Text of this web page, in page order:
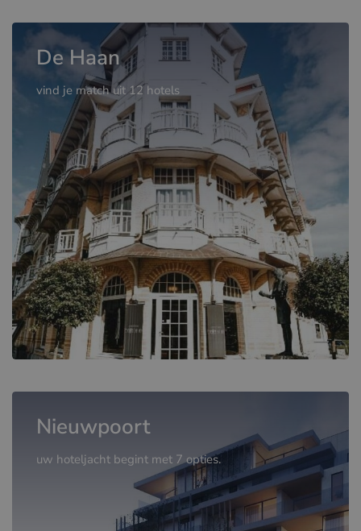
De Haan
vind je match uit 12 hotels
Nieuwpoort
uw hoteljacht begint met 7 opties.